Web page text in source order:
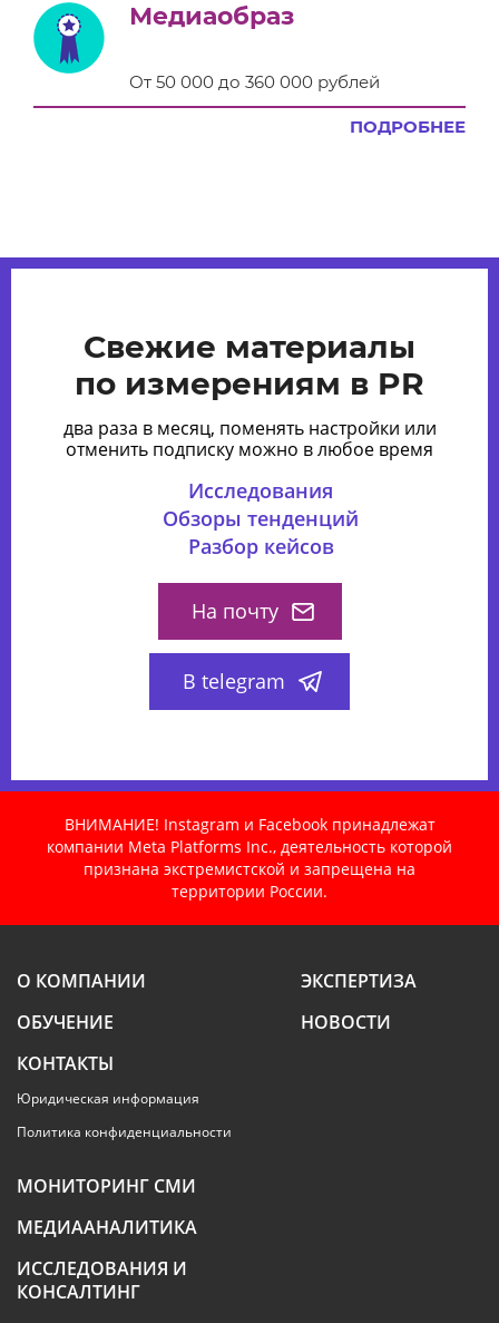
Медиаобраз
От 50 000 до 360 000 рублей
ПОДРОБНЕЕ
Свежие материалы
по измерениям в PR
два раза в месяц, поменять настройки или
отменить подписку можно в любое время
Исследования
Обзоры тенденций
Разбор кейсов
На почту
В telegram
ВНИМАНИЕ! Instagram и Facebook принадлежат
компании Meta Platforms Inc., деятельность которой
признана экстремистской и запрещена на
территории России.
О КОМПАНИИ
ЭКСПЕРТИЗА
ОБУЧЕНИЕ
НОВОСТИ
КОНТАКТЫ
Юридическая информация
Политика конфиденциальности
МОНИТОРИНГ СМИ
МЕДИААНАЛИТИКА
ИССЛЕДОВАНИЯ И
КОНСАЛТИНГ